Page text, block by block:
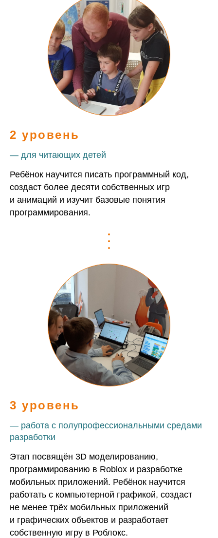
2 уровень
— для читающих детей
Ребёнок научится писать программный код,
создаст более десяти собственных игр
и анимаций и изучит базовые понятия
программирования.
3 уровень
— работа с полупрофессиональными средами
разработки
Этап посвящён 3D моделированию,
программированию в Roblox и разработке
мобильных приложений. Ребёнок научится
работать с компьютерной графикой, создаст
не менее трёх мобильных приложений
и графических объектов и разработает
собственную игру в Роблокс.